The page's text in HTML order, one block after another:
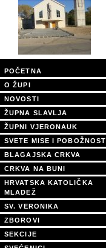
POČETNA
O ŽUPI
NOVOSTI
ŽUPNA SLAVLJA
ŽUPNI VJERONAUK
SVETE MISE I POBOŽNOSTI
BLAGAJSKA CRKVA
CRKVA NA BUNI
HRVATSKA KATOLIČKA
MLADEŽ
SV. VERONIKA
ZBOROVI
SEKCIJE